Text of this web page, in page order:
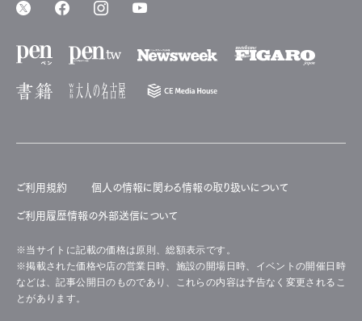
ご利用規約 個人の情報に関わる情報の取り扱いについて
ご利用履歴情報の外部送信について
※当サイトに記載の価格は原則、総額表示です。
※掲載された価格や店の営業日時、施設の開場日時、イベントの開催日時
などは、記事公開日のものであり、これらの内容は予告なく変更されるこ
とがあります。